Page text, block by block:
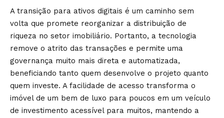
A transição para ativos digitais é um caminho sem
volta que promete reorganizar a distribuição de
riqueza no setor imobiliário. Portanto, a tecnologia
remove o atrito das transações e permite uma
governança muito mais direta e automatizada,
beneficiando tanto quem desenvolve o projeto quanto
quem investe. A facilidade de acesso transforma o
imóvel de um bem de luxo para poucos em um veículo
de investimento acessível para muitos, mantendo a